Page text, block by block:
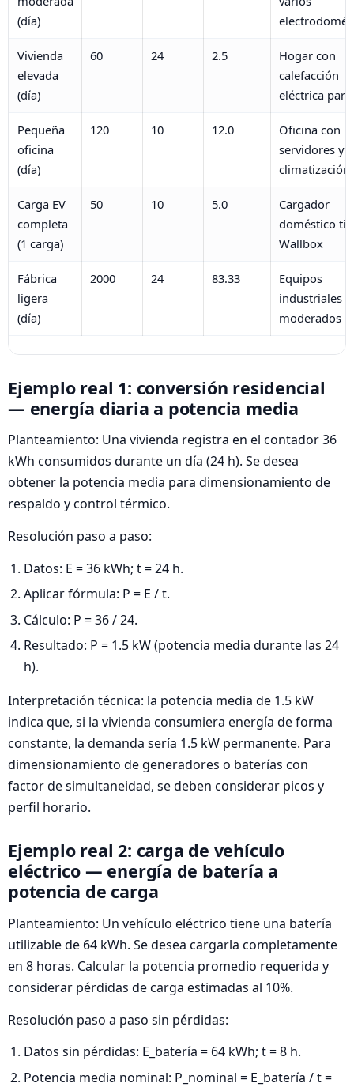
(día)
Vivienda
elevada
(día)
60 24 2.5
Hogar con
calefacción
eléctrica
Pequeña
oficina
(día)
120 10 12.0
Oficina con
servidores y
climatización
Carga EV
completa
(1 carga)
50 10 5.0
Cargador
doméstico
Wallbox
Fábrica
ligera
(día)
2000 24 83.33
Equipos
industriales
moderados
Ejemplo real 1: conversión residencial
— energía diaria a potencia media
Planteamiento: Una vivienda registra en el contador 36
kWh consumidos durante un día (24 h). Se desea
obtener la potencia media para dimensionamiento de
respaldo y control térmico.
Resolución paso a paso:
Datos: E = 36 kWh; t = 24 h.
Aplicar fórmula: P = E / t.
Cálculo: P = 36 / 24.
Resultado: P = 1.5 kW (potencia media durante las 24
h).
Interpretación técnica: la potencia media de 1.5 kW
indica que, si la vivienda consumiera energía de forma
constante, la demanda sería 1.5 kW permanente. Para
dimensionamiento de generadores o baterías con
factor de simultaneidad, se deben considerar picos y
perfil horario.
Ejemplo real 2: carga de vehículo
eléctrico — energía de batería a
potencia de carga
Planteamiento: Un vehículo eléctrico tiene una batería
utilizable de 64 kWh. Se desea cargarla completamente
en 8 horas. Calcular la potencia promedio requerida y
considerar pérdidas de carga estimadas al 10%.
Resolución paso a paso sin pérdidas:
Datos sin pérdidas: E_batería = 64 kWh; t = 8 h.
Potencia media nominal: P_nominal = E_batería / t =